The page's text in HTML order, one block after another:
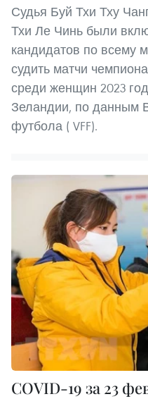
Судья Буй Тхи Тху
Тхи Ле Чинь были
кандидатов по всему
судить матчи
среди женщин 2023
Зеландии, по данным
футбола ( VFF).
COVID-19 за 23